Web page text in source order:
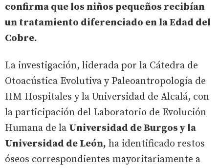
confirma que los niños pequeños recibían
un tratamiento diferenciado en la Edad del
Cobre.
La investigación, liderada por la Cátedra de
Otoacústica Evolutiva y Paleoantropología de
HM Hospitales y la Universidad de Alcalá, con
la participación del Laboratorio de Evolución
Humana de la Universidad de Burgos y la
Universidad de León, ha identificado restos
óseos correspondientes mayoritariamente a